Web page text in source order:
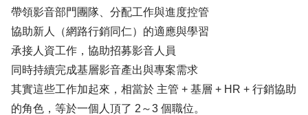
帶領影音部門團隊、分配工作與進度控管
協助新人（網路行銷同仁）的適應與學習
承接人資工作，協助招募影音人員
同時持續完成基層影音產出與專案需求
其實這些工作加起來，相當於 主管 + 基層 + HR + 行銷協助
的角色，等於一個人頂了 2～3 個職位。